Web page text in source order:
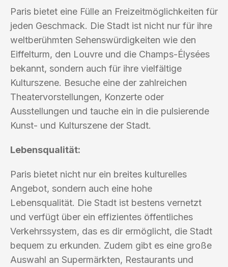
Paris bietet eine Fülle an Freizeitmöglichkeiten für
jeden Geschmack. Die Stadt ist nicht nur für ihre
weltberühmten Sehenswürdigkeiten wie den
Eiffelturm, den Louvre und die Champs-Élysées
bekannt, sondern auch für ihre vielfältige
Kulturszene. Besuche eine der zahlreichen
Theatervorstellungen, Konzerte oder
Ausstellungen und tauche ein in die pulsierende
Kunst- und Kulturszene der Stadt.
Lebensqualität:
Paris bietet nicht nur ein breites kulturelles
Angebot, sondern auch eine hohe
Lebensqualität. Die Stadt ist bestens vernetzt
und verfügt über ein effizientes öffentliches
Verkehrssystem, das es dir ermöglicht, die Stadt
bequem zu erkunden. Zudem gibt es eine große
Auswahl an Supermärkten, Restaurants und